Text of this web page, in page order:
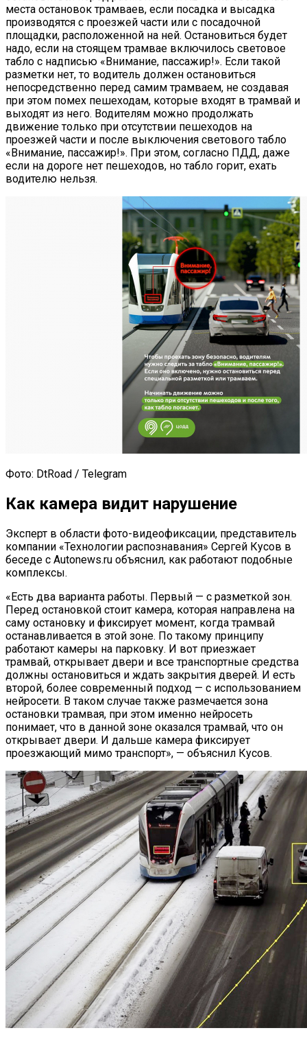
места остановок трамваев, если посадка и высадка
производятся с проезжей части или с посадочной
площадки, расположенной на ней. Остановиться будет
надо, если на стоящем трамвае включилось световое
табло с надписью «Внимание, пассажир!». Если такой
разметки нет, то водитель должен остановиться
непосредственно перед самим трамваем, не создавая
при этом помех пешеходам, которые входят в трамвай и
выходят из него. Водителям можно продолжать
движение только при отсутствии пешеходов на
проезжей части и после выключения светового табло
«Внимание, пассажир!». При этом, согласно ПДД, даже
если на дороге нет пешеходов, но табло горит, ехать
водителю нельзя.
Фото: DtRoad / Telegram
Как камера видит нарушение
Эксперт в области фото-видеофиксации, представитель
компании «Технологии распознавания» Сергей Кусов в
беседе с Autonews.ru объяснил, как работают подобные
комплексы.
«Есть два варианта работы. Первый — с разметкой зон.
Перед остановкой стоит камера, которая направлена на
саму остановку и фиксирует момент, когда трамвай
останавливается в этой зоне. По такому принципу
работают камеры на парковку. И вот приезжает
трамвай, открывает двери и все транспортные средства
должны остановиться и ждать закрытия дверей. И есть
второй, более современный подход — с использованием
нейросети. В таком случае также размечается зона
остановки трамвая, при этом именно нейросеть
понимает, что в данной зоне оказался трамвай, что он
открывает двери. И дальше камера фиксирует
проезжающий мимо транспорт», — объяснил Кусов.